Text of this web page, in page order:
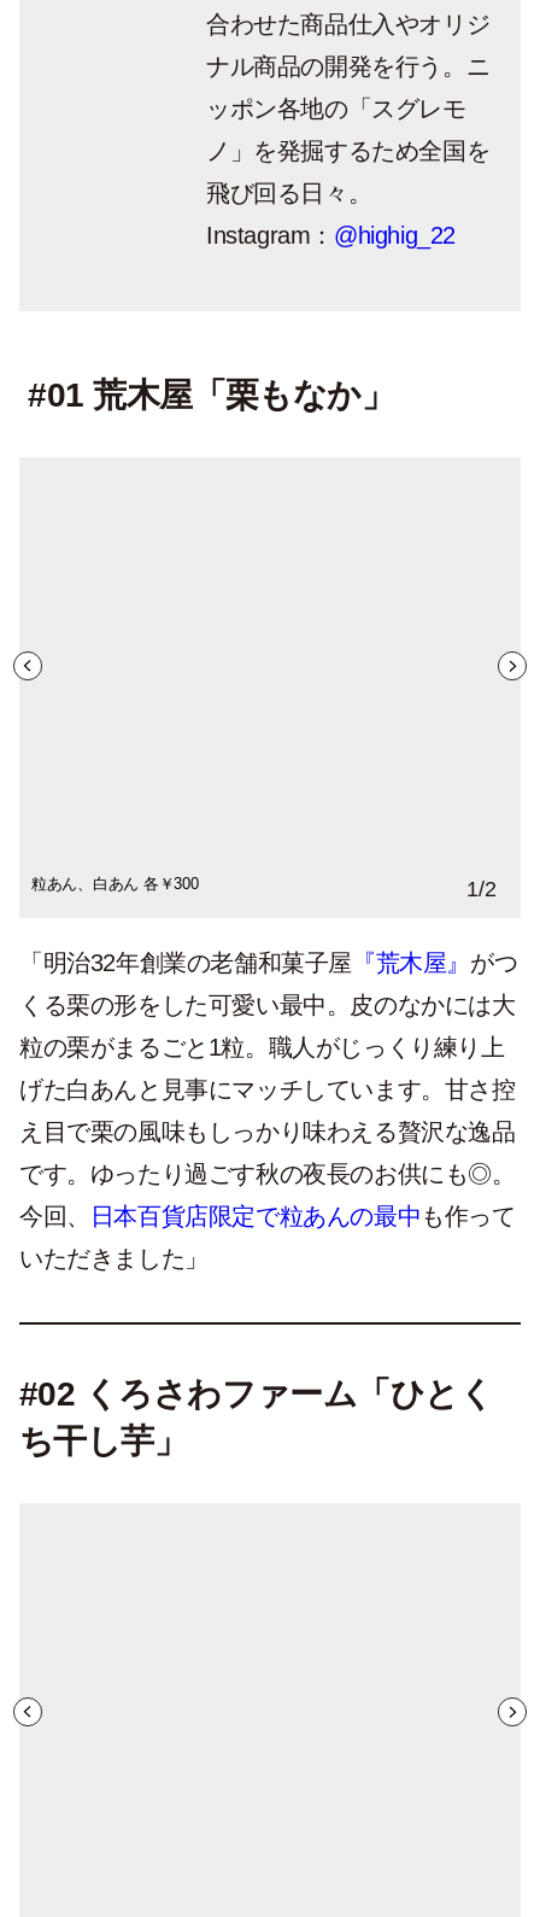
合わせた商品仕入やオリジ
ナル商品の開発を行う。ニ
ッポン各地の「スグレモ
ノ」を発掘するため全国を
飛び回る日々。
Instagram： @highig_22
#01 荒木屋「栗もなか」
粒あん、白あん 各￥300 1/2
「明治32年創業の老舗和菓子屋 『荒木屋』 がつ
くる栗の形をした可愛い最中。皮のなかには大
粒の栗がまるごと1粒。職人がじっくり練り上
げた白あんと見事にマッチしています。甘さ控
え目で栗の風味もしっかり味わえる贅沢な逸品
です。ゆったり過ごす秋の夜長のお供にも◎。
今回、
日本百貨店限定で粒あんの最中も作って
いただきました」
#02 くろさわファーム「ひとく
ち干し芋」